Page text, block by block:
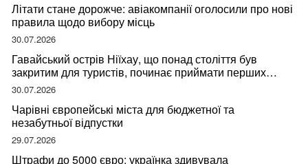
Літати стане дорожче: авіакомпанії оголосили про нові
правила щодо вибору місць
30.07.2026
Гавайський острів Ніїхау, що понад століття був
закритим для туристів, починає приймати перших
відвідувачів
30.07.2026
Чарівні європейські міста для бюджетної та
незабутньої відпустки
29.07.2026
Штрафи до 5000 євро: українка здивувала